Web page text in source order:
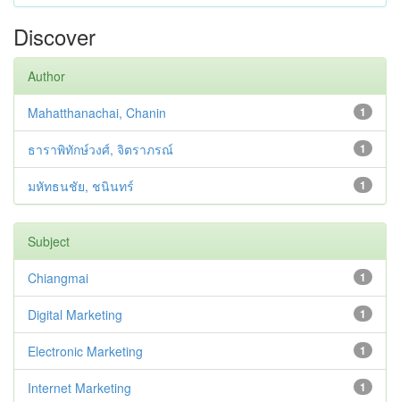
Discover
Author
1
Mahatthanachai, Chanin
1
ธาราพิทักษ์วงศ์, จิตราภรณ์
1
มหัทธนชัย, ชนินทร์
Subject
1
Chiangmai
1
Digital Marketing
1
Electronic Marketing
1
Internet Marketing